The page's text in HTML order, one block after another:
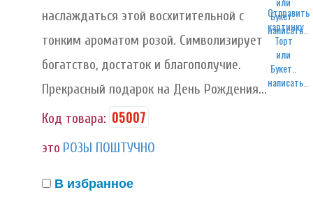
написать..
написать..
наслаждаться этой восхитительной с
тонким ароматом розой. Символизирует
богатство, достаток и благополучие.
Прекрасный подарок на День Рождения...
Код товара: 05007
это РОЗЫ ПОШТУЧНО
В избранное